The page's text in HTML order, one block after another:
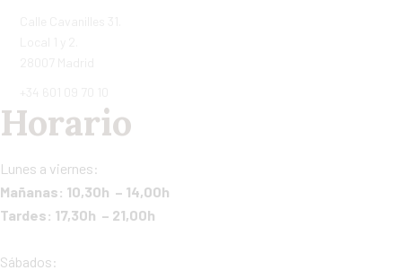
Horario
Lunes a viernes:
Mañanas: 10,30h – 14,00h
Tardes: 17,30h – 21,00h
Sábados: